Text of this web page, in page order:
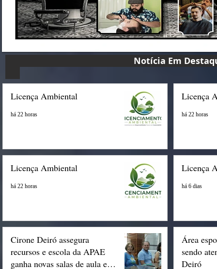
Notícia Em
Licença Ambiental
há 22 horas
Licença
há 22 horas
Licença Ambiental
há 22 horas
Licença
há 6 dias
Cirone Deiró assegura
recursos e escola da APAE
ganha novas salas de aula em
Área
sendo
Deiró